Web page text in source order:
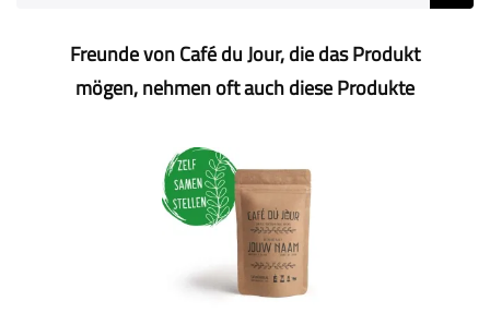
Freunde von Café du Jour, die das Produkt
mögen, nehmen oft auch diese Produkte